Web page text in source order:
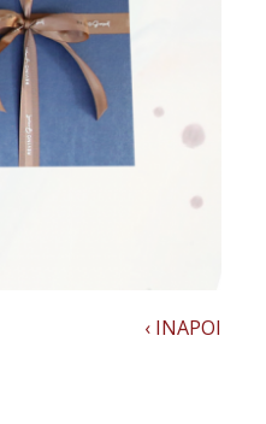
‹ INAPOI